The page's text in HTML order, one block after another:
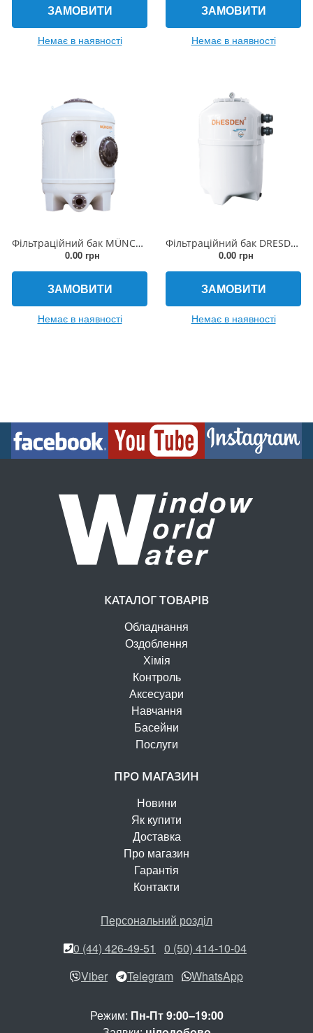
ЗАМОВИТИ
Немає в наявності
ЗАМОВИТИ
Немає в наявності
Фільтраційний бак MÜNCHEN 1000x1800мм (бічній вентиль, з'єднання DN125/DN100)
0.00 грн
ЗАМОВИТИ
Немає в наявності
Фільтраційний бак DRESDEN2 600x980мм (бічній вентиль, з'єднання 50мм)
0.00 грн
ЗАМОВИТИ
Немає в наявності
КАТАЛОГ ТОВАРІВ
Обладнання
Оздоблення
Хімія
Контроль
Аксесуари
Навчання
Басейни
Послуги
ПРО МАГАЗИН
Новини
Як купити
Доставка
Про магазин
Гарантія
Контакти
Персональний розділ
0 (44) 426-49-51
0 (50) 414-10-04
Viber
Telegram WhatsApp
Режим: Пн-Пт 9:00–19:00